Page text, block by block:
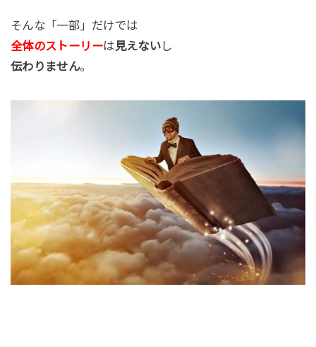
そんな「一部」だけでは
全体のストーリーは 見えない し
伝わりません。